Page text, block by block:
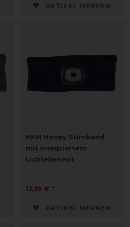
ARTIKEL MERKEN
HKM Honey Stirnband
mit integriertem
Lichtelement
13,95 € *
ARTIKEL MERKEN